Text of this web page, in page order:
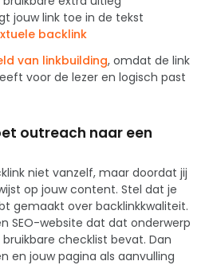
jouw link toe in de tekst
backlink
van linkbuilding, omdat de link
voor de lezer en logisch past
outreach naar een
niet vanzelf, maar doordat jij
op jouw content. Stel dat je
gemaakt over backlinkkwaliteit.
SEO-website dat dat onderwerp
checklist bevat. Dan
en jouw pagina als aanvulling